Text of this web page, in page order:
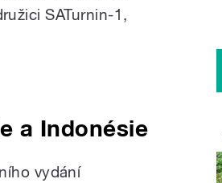
SATurnin-1,
a Indonésie
vydání